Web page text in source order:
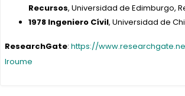
Recursos, Universidad de Edimburgo,
1978 Ingeniero Cívil, Universidad de
ResearchGate: https://
Iroume